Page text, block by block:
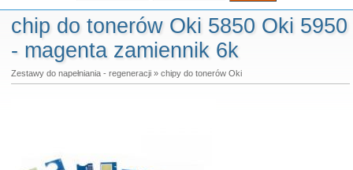
chip do tonerów Oki 5850 Oki 5950
- magenta zamiennik 6k
Zestawy do napełniania - regeneracji» chipy do tonerów Oki